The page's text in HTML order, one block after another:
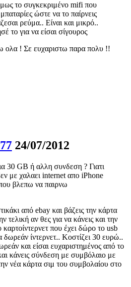
το συγκεκριμένο mifi που
ώστε να το παίρνεις
ρεύμα.. Είναι και μικρό..
το για να είσαι σίγουρος
ολα ! Σε ευχαριστω παρα πολυ !!
24/07/2012
30 GB ή αλλη συνδεση ? Γιατι
με χαλαει internet απο iPhone
βλεπω να παιρνω
από ebay και βάζεις την κάρτα
αν θες για να κάνεις και την
καρτοίντερνετ που έχει δώρο το usb
δωρεάν ίντερνετ.. Κοστίζει 30 ευρώ..
και είσαι ευχαριστημένος από το
κάνεις σύνδεση με συμβόλαιο με
νέα κάρτα σιμ του συμβολαίου στο